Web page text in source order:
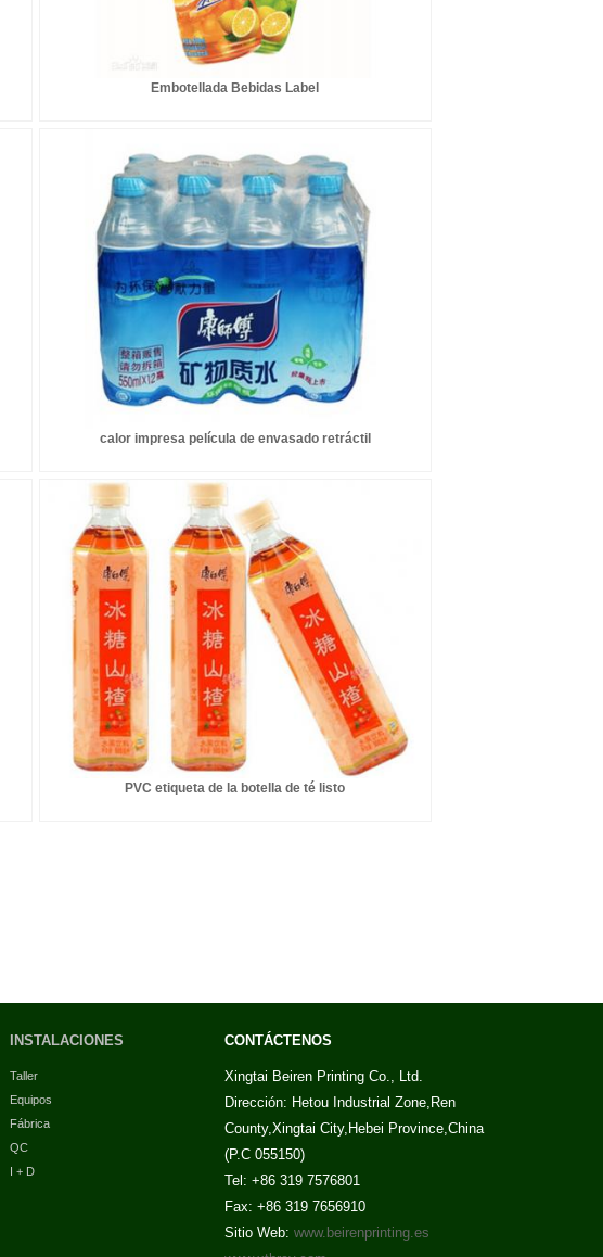
Embotellada Bebidas Label
calor impresa película de envasado retráctil
PVC etiqueta de la botella de té listo
INSTALACIONES
Taller
Equipos
Fábrica
QC
I + D
CONTÁCTENOS
Xingtai Beiren Printing Co., Ltd.
Dirección: Hetou Industrial Zone,Ren
County,Xingtai City,Hebei Province,China
(P.C 055150)
Tel: +86 319 7576801
Fax: +86 319 7656910
Sitio Web: www.beirenprinting.es